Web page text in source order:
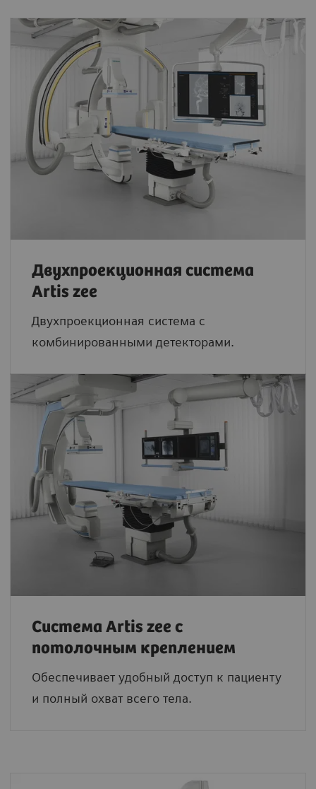
Двухпроекционная система
Artis zee
Двухпроекционная система с
комбинированными детекторами.
Система Artis zee с
потолочным креплением
Обеспечивает удобный доступ к пациенту
и полный охват всего тела.